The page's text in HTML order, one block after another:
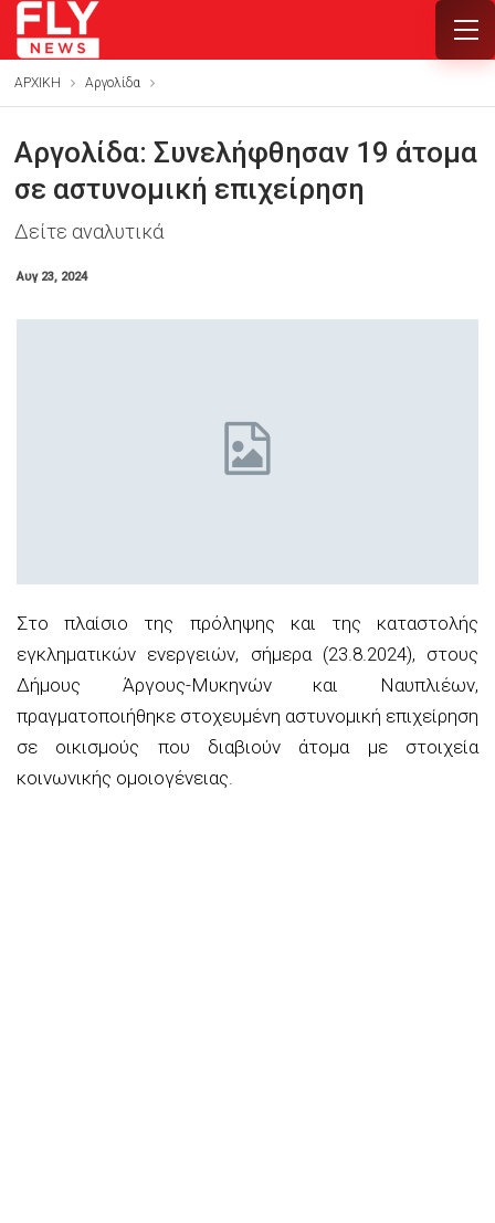
ΑΡΧΙΚΗ Αργολίδα
Αργολίδα: Συνελήφθησαν 19 άτομα
σε αστυνομική επιχείρηση
Δείτε αναλυτικά
Αυγ 23, 2024
Στο πλαίσιο της πρόληψης και της καταστολής
εγκληματικών ενεργειών, σήμερα (23.8.2024), στους
Δήμους Άργους-Μυκηνών και Ναυπλιέων,
πραγματοποιήθηκε στοχευμένη αστυνομική επιχείρηση
σε οικισμούς που διαβιούν άτομα με στοιχεία
κοινωνικής ομοιογένειας.